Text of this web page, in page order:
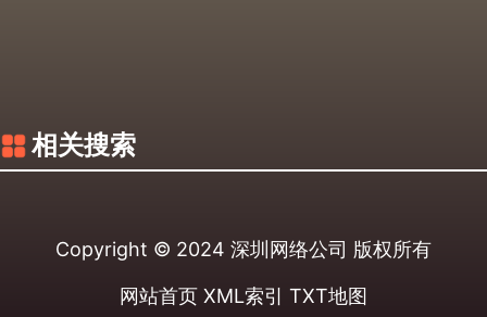
相关搜索
Copyright © 2024 深圳网络公司 版权所有
网站首页 XML索引 TXT地图